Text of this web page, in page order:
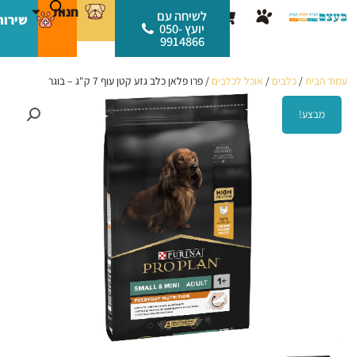
לתוכן
עגלת
קניות
לשיחה עם
יועץ 050-
9914866
חנות
עמוד הבית/ כלבים / אוכל לכלבים / פרו פלאן כלב גזע קטן עוף 7 ק"ג – בוגר
מבצע!